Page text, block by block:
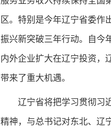
区。特别是今年辽宁省委作
振兴新突破三年行动。自今
内外企业扩大在辽宁投资，
带来了重大机遇。
辽宁省将把学习贯彻习
精神，与总书记对东北、辽